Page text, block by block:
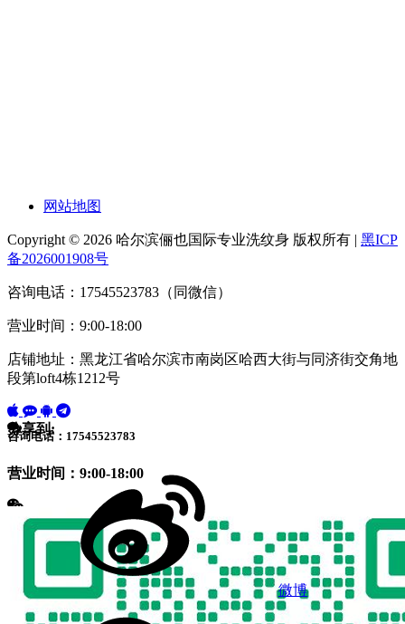
网站地图
Copyright © 2026 哈尔滨俪也国际专业洗纹身 版权所有 | 黑ICP
备2026001908号
咨询电话：17545523783（同微信）
营业时间：9:00-18:00
店铺地址：黑龙江省哈尔滨市南岗区哈西大街与同济街交角地
段第loft4栋1212号
咨询电话：17545523783
营业时间：9:00-18:00
分享到:
微博